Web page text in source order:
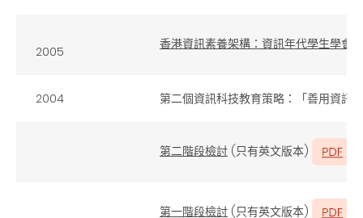
2005 香港資訊素養架構：資訊年代學生學會
2004 第二個資訊科技教育策略：「善用資
第二階段檢討 (只有英文版本)
第一階段檢討 (只有英文版本)